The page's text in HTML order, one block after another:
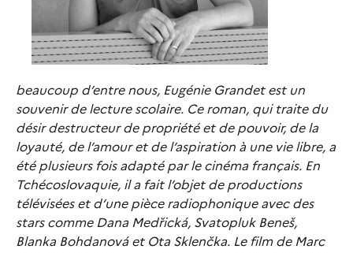
beaucoup d’entre nous, Eugénie Grandet est un
souvenir de lecture scolaire. Ce roman, qui traite du
désir destructeur de propriété et de pouvoir, de la
loyauté, de l’amour et de l’aspiration à une vie libre, a
été plusieurs fois adapté par le cinéma français. En
Tchécoslovaquie, il a fait l’objet de productions
télévisées et d’une pièce radiophonique avec des
stars comme Dana Medřická, Svatopluk Beneš,
Blanka Bohdanová et Ota Sklenčka. Le film de Marc